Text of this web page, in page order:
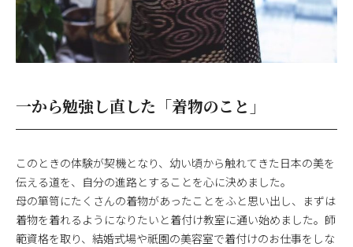
一から勉強し直した「着物のこと」
このときの体験が契機となり、幼い頃から触れてきた日本の美を
伝える道を、自分の進路とすることを心に決めました。
母の箪笥にたくさんの着物があったことをふと思い出し、まずは
着物を着れるようになりたいと着付け教室に通い始めました。師
範資格を取り、結婚式場や祇園の美容室で着付けのお仕事をしな